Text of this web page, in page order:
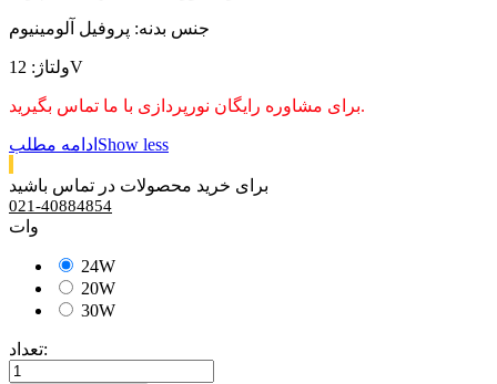
جنس بدنه: پروفیل آلومینیوم
ولتاژ: 12V
برای مشاوره رایگان نورپردازی با ما تماس بگیرید.
ادامه مطلب Show less
برای خرید محصولات در تماس باشید
021-40884854
وات
24W
20W
30W
تعداد: